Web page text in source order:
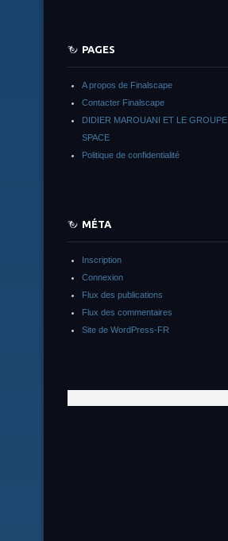
PAGES
A propos de Finalscape
Contacter Finalscape
DIDIER MAROUANI ET LE GROUPE
SPACE
Politique de confidentialité
MÉTA
Inscription
Connexion
Flux des publications
Flux des commentaires
Site de WordPress-FR